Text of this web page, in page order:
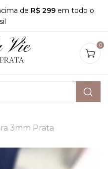
de R$ 299 em todo o
0
3mm Prata